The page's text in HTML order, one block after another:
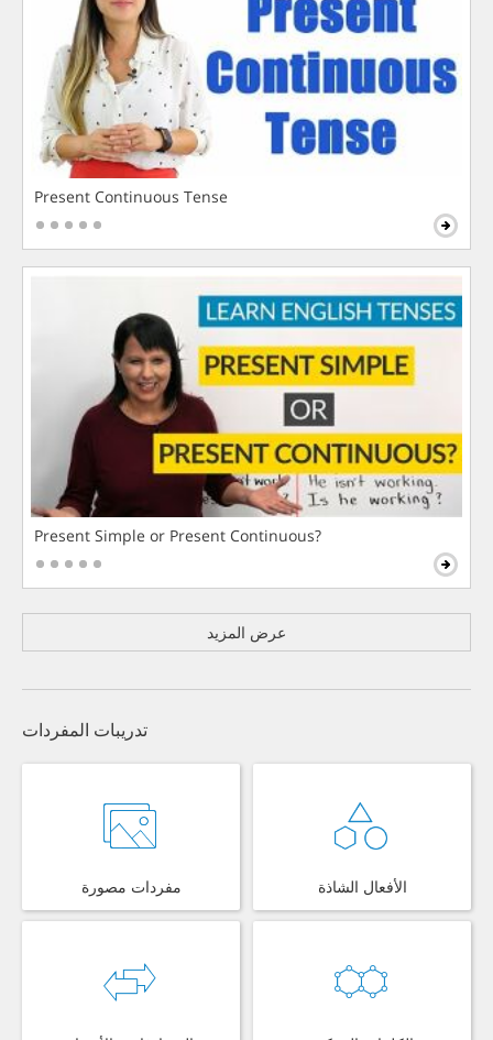
Present Continuous Tense
Present Simple or Present Continuous?
عرض المزيد
تدريبات المفردات
مفردات مصورة الأفعال الشاذة